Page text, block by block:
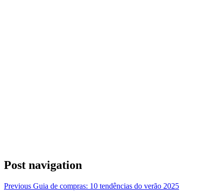
Post navigation
Previous Guia de compras: 10 tendências do verão 2025